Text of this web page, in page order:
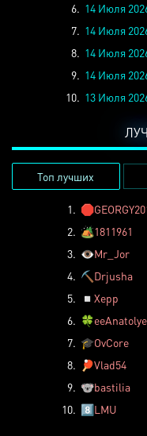
6. 14 Июля
7. 14 Июля
8. 14 Июля
9. 14 Июля
10. 13 Июля
Топ лучших
1. 🛑
2. 🏕️1811961
3. 👁️Mr_Jor
4. ⛏️ Drjusha
5.
◽ Xepp
6. 🍀
7. 🎓OvCore
8.
🏓Vlad54
9. 🐨bastilia
10. 8️⃣LMU